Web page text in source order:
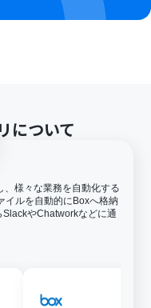
ータや文字が小さい場合
について
、様々な業務を自動化する
イルを自動的にBoxへ格納
やChatworkなどに通